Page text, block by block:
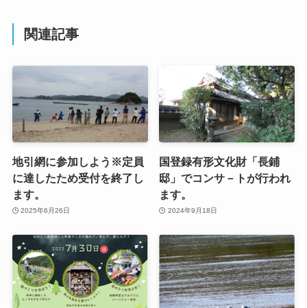
関連記事
地引網に参加しよう※定員
に達したため受付を終了し
ます。
2025年6月26日
国登録有形文化財「長鋪
邸」でコンサ－トが行われ
ます。
2024年9月18日